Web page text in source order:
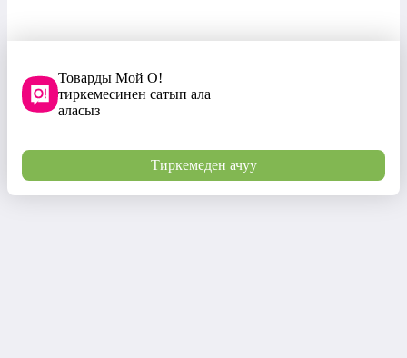
Товарды Мой О!
тиркемесинен сатып ала
аласыз
Тиркемеден ачуу